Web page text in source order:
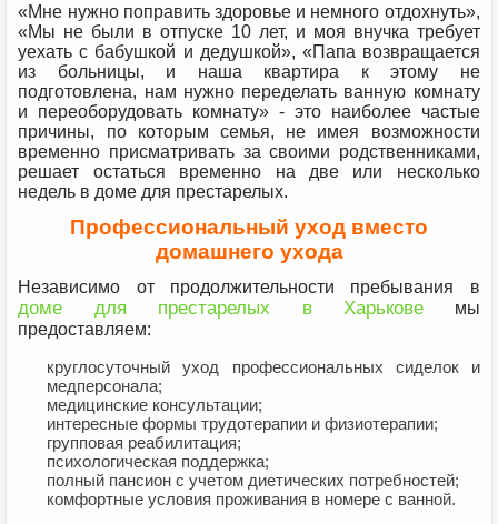
«Мне нужно поправить здоровье и немного отдохнуть»,
«Мы не были в отпуске 10 лет, и моя внучка требует
уехать с бабушкой и дедушкой», «Папа возвращается
из больницы, и наша квартира к этому не
подготовлена, нам нужно переделать ванную комнату
и переоборудовать комнату» - это наиболее частые
причины, по которым семья, не имея возможности
временно присматривать за своими родственниками,
решает остаться временно на две или несколько
недель в доме для престарелых.
Профессиональный уход вместо
домашнего ухода
Независимо от продолжительности пребывания в
доме для престарелых в Харькове мы
предоставляем:
круглосуточный уход профессиональных сиделок и
медперсонала;
медицинские консультации;
интересные формы трудотерапии и физиотерапии;
групповая реабилитация;
психологическая поддержка;
полный пансион с учетом диетических потребностей;
комфортные условия проживания в номере с ванной.